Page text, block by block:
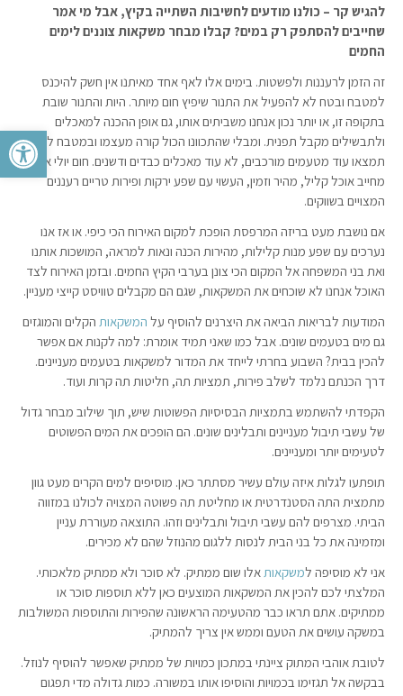
פתח
להגיש קר – כולנו מודעים לחשיבות השתייה בקיץ, אבל מי אמר
שחייבים להסתפק רק במים? קבלו מבחר משקאות צוננים לימים
החמים
זה הזמן לרעננות ולפשטות. בימים אלו לאף אחד מאיתנו אין חשק להיכנס
למטבח ובטח לא להפעיל את התנור שיפיץ חום מיותר. היות והתנור שובת
בתקופה זו, או יותר נכון אנחנו משביתים אותו, גם אופן ההכנה למאכלים
ולתבשילים מקבל תפנית. ומבלי שהתכוונו הכול קורה מעצמו ובמטבח לא
תמצאו עוד מטעמים מורכבים, לא עוד מאכלים כבדים ודשנים. חום יולי אוגוסט
מחייב אוכל קליל, מהיר וזמין, העשוי עם שפע ירקות ופירות טריים רעננים
המצויים בשווקים.
אם נושבת מעט בריזה המרפסת הופכת למקום האירוח הכי כיפי. או אז אנו
נערכים עם שפע מנות קלילות, מהירות הכנה ונאות למראה, המושכות אותנו
ואת בני המשפחה אל המקום הכי צונן בערבי הקיץ החמים. ובזמן האירוח לצד
האוכל אנחנו לא שוכחים את המשקאות, שגם הם מקבלים טוויסט קייצי מעניין.
המודעות לבריאות הביאה את היצרנים להוסיף על המשקאות הקלים והמוגזים
גם מים בטעמים שונים. אבל כמו שאני תמיד אומרת: למה לקנות אם אפשר
להכין בבית? השבוע בחרתי לייחד את המדור למשקאות בטעמים מעניינים.
דרך הכנתם נלמד לשלב פירות, תמציות תה, חליטות תה קרות ועוד.
הקפדתי להשתמש בתמציות הבסיסיות הפשוטות שיש, תוך שילוב מבחר גדול
של עשבי תיבול מעניינים ותבלינים שונים. הם הופכים את המים הפשוטים
לטעימים יותר ומעניינים.
תופתעו לגלות איזה עולם עשיר מסתתר כאן. מוסיפים למים הקרים מעט גוון
מתמצית התה הסטנדרטית או מחליטת תה פשוטה המצויה לכולנו במזווה
הביתי. מצרפים להם עשבי תיבול ותבלינים וזהו. התוצאה מעוררת עניין
ומזמינה את כל בני הבית לנסות ללגום מהנוזל שהם לא מכירים.
אני לא מוסיפה למשקאותאלו שום ממתיק. לא סוכר ולא ממתיק מלאכותי.
המלצתי לכם להכין את המשקאות המוצעים כאן ללא תוספות סוכר או
ממתיקים. אתם תראו כבר מהטעימה הראשונה שהפירות והתוספות המשולבות
במשקה עושים את הטעם וממש אין צריך להמתיק.
לטובת אוהבי המתוק ציינתי במתכון כמויות של ממתיק שאפשר להוסיף לנוזל.
בבקשה אל תגזימו בכמויות והוסיפו אותו במשורה. כמות גדולה מדי תפגום